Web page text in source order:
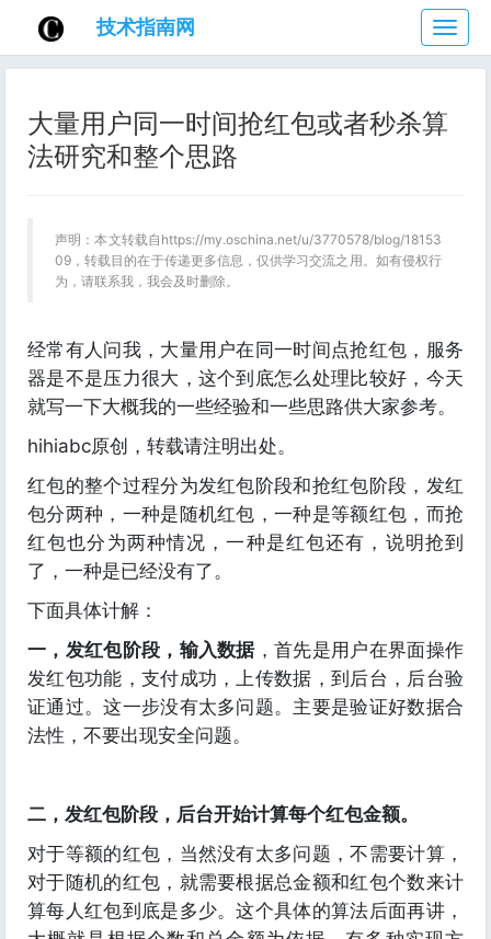
技
术
指
网
技术指南网
大量用户同一时间抢红包或者秒杀算
法研究和整个思路
声明：本文转载自https://my.oschina.net/u/3770578/blog/18153
09，转载目的在于传递更多信息，仅供学习交流之用。如有侵权行
为，请联系我，我会及时删除。
经常有人问我，大量用户在同一时间点抢红包，服务
器是不是压力很大，这个到底怎么处理比较好，今天
就写一下大概我的一些经验和一些思路供大家参考。
hihiabc原创，转载请注明出处。
红包的整个过程分为发红包阶段和抢红包阶段，发红
包分两种，一种是随机红包，一种是等额红包，而抢
红包也分为两种情况，一种是红包还有，说明抢到
了，一种是已经没有了。
下面具体计解：
一，发红包阶段，输入数据，首先是用户在界面操作
发红包功能，支付成功，上传数据，到后台，后台验
证通过。这一步没有太多问题。主要是验证好数据合
法性，不要出现安全问题。
二，发红包阶段，后台开始计算每个红包金额。
对于等额的红包，当然没有太多问题，不需要计算，
对于随机的红包，就需要根据总金额和红包个数来计
算每人红包到底是多少。这个具体的算法后面再讲，